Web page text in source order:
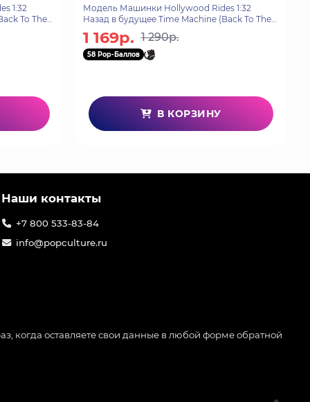
1:32
To The
Модель Машинки Hollywood Rides 1:32
Назад в будущее Time Machine (Back To The
1 169р. 1 290р.
58 Pop-Баллов
В КОРЗИНУ
Наши контакты
+7 800 533-83-84
info@popculture.ru
когда оставляете свои данные в любой форме обратной